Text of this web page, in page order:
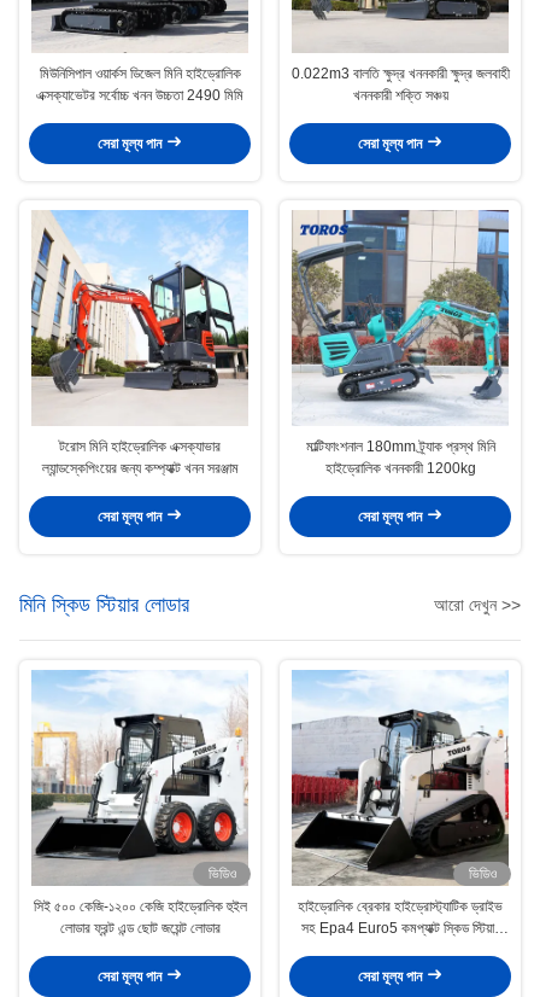
মিউনিসিপাল ওয়ার্কস ডিজেল মিনি হাইড্রোলিক
এক্সক্যাভেটর সর্বোচ্চ খনন উচ্চতা 2490 মিমি
সেরা মূল্য পান
0.022m3 বালতি ক্ষুদ্র খননকারী ক্ষুদ্র জলবাহী
খননকারী শক্তি সঞ্চয়
সেরা মূল্য পান
টরোস মিনি হাইড্রোলিক এক্সক্যাভার
ল্যান্ডস্কেপিংয়ের জন্য কম্প্যাক্ট খনন সরঞ্জাম
সেরা মূল্য পান
মাল্টিফাংশনাল 180mm ট্র্যাক প্রস্থ মিনি
হাইড্রোলিক খননকারী 1200kg
সেরা মূল্য পান
মিনি স্কিড স্টিয়ার লোডার আরো দেখুন >>
ভিডিও
সিই ৫০০ কেজি-১২০০ কেজি হাইড্রোলিক হুইল
লোডার ফ্রন্ট এন্ড ছোট জয়েন্ট লোডার
সেরা মূল্য পান
ভিডিও
হাইড্রোলিক ব্রেকার হাইড্রোস্ট্যাটিক ড্রাইভ
সহ Epa4 Euro5 কমপ্যাক্ট স্কিড স্টিয়ার
সেরা মূল্য পান